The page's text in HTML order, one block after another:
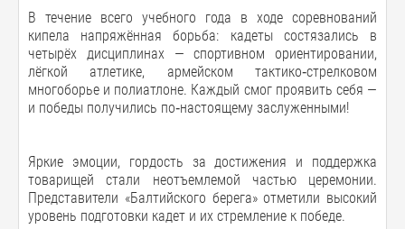
В течение всего учебного года в ходе соревнований
кипела напряжённая борьба: кадеты состязались в
четырёх дисциплинах — спортивном ориентировании,
лёгкой атлетике, армейском тактико‑стрелковом
многоборье и полиатлоне. Каждый смог проявить себя —
и победы получились по‑настоящему заслуженными!
Яркие эмоции, гордость за достижения и поддержка
товарищей стали неотъемлемой частью церемонии.
Представители «Балтийского берега» отметили высокий
уровень подготовки кадет и их стремление к победе.